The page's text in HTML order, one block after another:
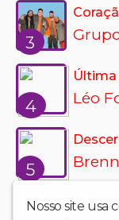
3
4 Léo
5
Nosso site usa